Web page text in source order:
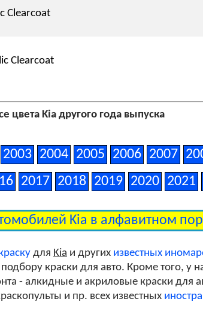
Clearcoat
Clearcoat
цвета Kia другого года выпуска
2003 2004 2005 2006 2007
2017 2018 2019 2020 2021
Kia в алфавитном
для Kia и других известных
краски для авто. Кроме того, у
- алкидные и акриловые краски для
и пр. всех известных